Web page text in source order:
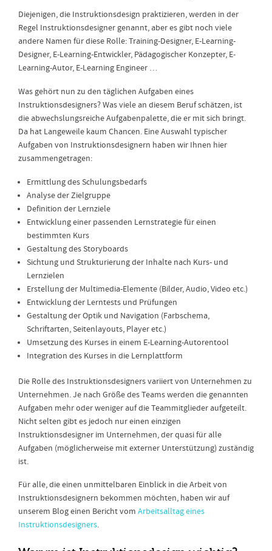
Diejenigen, die Instruktionsdesign praktizieren, werden in der
Regel Instruktionsdesigner genannt, aber es gibt noch viele
andere Namen für diese Rolle: Training-Designer, E-Learning-
Designer, E-Learning-Entwickler, Pädagogischer Konzepter, E-
Learning-Autor, E-Learning Engineer …
Was gehört nun zu den täglichen Aufgaben eines
Instruktionsdesigners? Was viele an diesem Beruf schätzen, ist
die abwechslungsreiche Aufgabenpalette, die er mit sich bringt.
Da hat Langeweile kaum Chancen. Eine Auswahl typischer
Aufgaben von Instruktionsdesignern haben wir Ihnen hier
zusammengetragen:
Ermittlung des Schulungsbedarfs
Analyse der Zielgruppe
Definition der Lernziele
Entwicklung einer passenden Lernstrategie für einen
bestimmten Kurs
Gestaltung des Storyboards
Sichtung und Strukturierung der Inhalte nach Kurs- und
Lernzielen
Erstellung der Multimedia-Elemente (Bilder, Audio, Video etc.)
Entwicklung der Lerntests und Prüfungen
Gestaltung der Optik und Navigation (Farbschema,
Schriftarten, Seitenlayouts, Player etc.)
Umsetzung des Kurses in einem E-Learning-Autorentool
Integration des Kurses in die Lernplattform
Die Rolle des Instruktionsdesigners variiert von Unternehmen zu
Unternehmen. Je nach Größe des Teams werden die genannten
Aufgaben mehr oder weniger auf die Teammitglieder aufgeteilt.
Nicht selten gibt es jedoch nur einen einzigen
Instruktionsdesigner im Unternehmen, der quasi für alle
Aufgaben (möglicherweise mit externer Unterstützung) zuständig
ist.
Für alle, die einen unmittelbaren Einblick in die Arbeit von
Instruktionsdesignern bekommen möchten, haben wir auf
unserem Blog einen Bericht vom Arbeitsalltag eines
Instruktionsdesigners.